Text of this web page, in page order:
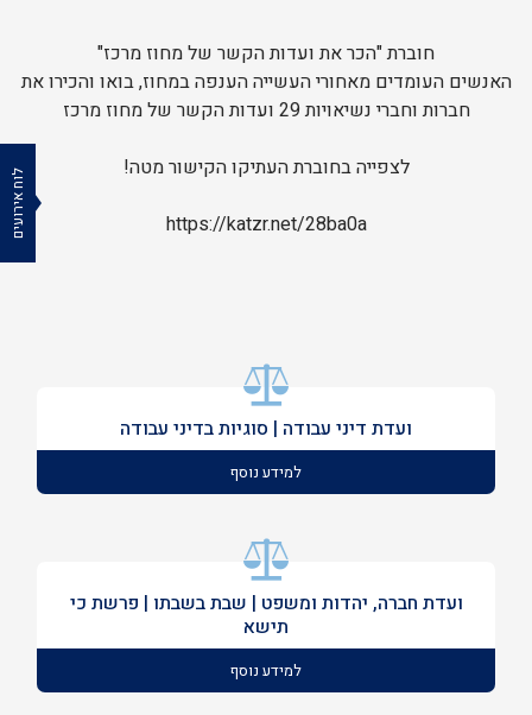
חוברת "הכר את ועדות הקשר של מחוז מרכז"
האנשים העומדים מאחורי העשייה הענפה במחוז, בואו והכירו את
חברות וחברי נשיאויות 29 ועדות הקשר של מחוז מרכז
לצפייה בחוברת העתיקו הקישור מטה!
https://katzr.net/28ba0a
ועדת דיני עבודה | סוגיות בדיני עבודה
למידע נוסף
ועדת חברה, יהדות ומשפט | שבת בשבתו | פרשת כי
תישא
למידע נוסף
לוח אירועים